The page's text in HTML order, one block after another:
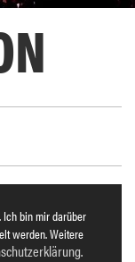
Ich bin mir darüber
werden. Weitere
.